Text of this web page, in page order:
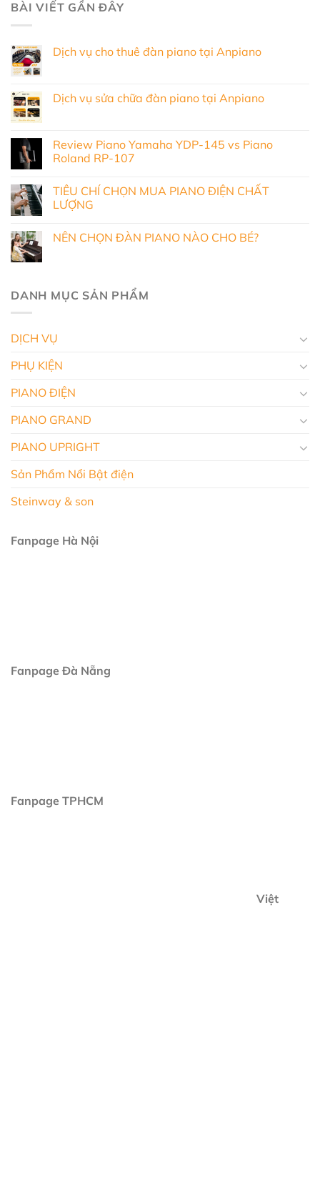
BÀI VIẾT GẦN ĐÂY
Dịch vụ cho thuê đàn piano tại Anpiano
Dịch vụ sửa chữa đàn piano tại Anpiano
Review Piano Yamaha YDP-145 vs Piano
Roland RP-107
TIÊU CHÍ CHỌN MUA PIANO ĐIỆN CHẤT
LƯỢNG
NÊN CHỌN ĐÀN PIANO NÀO CHO BÉ?
DANH MỤC SẢN PHẨM
DỊCH VỤ
PHỤ KIỆN
PIANO ĐIỆN
PIANO GRAND
PIANO UPRIGHT
Sản Phẩm Nổi Bật điện
Steinway & son
Fanpage Hà Nội
Fanpage Đà Nẵng
Fanpage TPHCM
Việt